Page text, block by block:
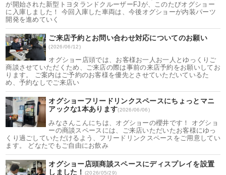
が開始された新型トヨタランドクルーザーFJが、このたびオグショー
に入庫しました！ 今回入庫した車両は、今後オグショーが内装パーツ
開発を進めていく
ご来店予約とお問い合わせ対応についてのお願い
(2026/06/12)
オグショー店頭では、お客様お一人お一人とゆっくりご
商談させていただくため、ご来店の際は事前の来店予約をお願いしてお
ります。 ご案内はご予約のお客様を優先とさせていただいているた
め、予約なしでご来店い
オグショーフリードリンクスペースにちょっとマニ
アックな1本あります(2026/06/06)
みなさんこんにちは、オグショーの櫻井です！ オグショ
ーの商談スペースには、ご来店いただいたお客様にゆっ
くり過ごしていただけるよう、フリードリンクスペースをご用意してい
ます。 どなたでもご自由にお飲み
オグショー店頭商談スペースにディスプレイを設置
しました！ (2026/05/29)